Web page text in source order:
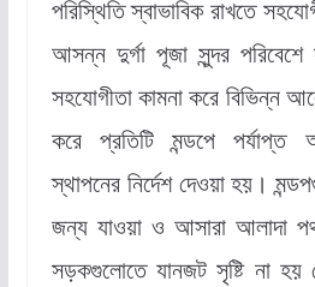
পরিস্থিতি স্বাভাবিক রাখতে
আসন্ন দুর্গা পূজা সুন্দর
সহযোগীতা কামনা করে বিভিন্ন
করে প্রতিটি মন্ডপে পর্যাপ্ত
স্থাপনের নির্দেশ দেওয়া হয়।
জন্য যাওয়া ও আসারা আলাদা
সড়কগুলোতে যানজট সৃষ্টি না